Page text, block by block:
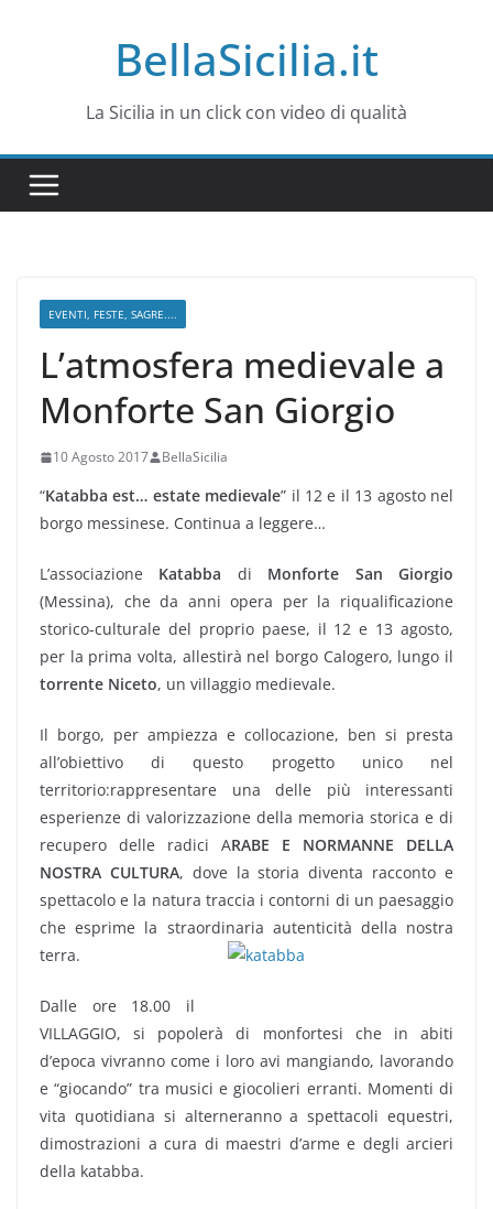
BellaSicilia.it
La Sicilia in un click con video di qualità
EVENTI, FESTE, SAGRE....
L’atmosfera medievale a
Monforte San Giorgio
10 Agosto 2017 BellaSicilia
“Katabba est… estate medievale” il 12 e il 13 agosto nel
borgo messinese. Continua a leggere…
L’associazione Katabba di Monforte San Giorgio
(Messina), che da anni opera per la riqualificazione
storico-culturale del proprio paese, il 12 e 13 agosto,
per la prima volta, allestirà nel borgo Calogero, lungo il
torrente Niceto, un villaggio medievale.
Il borgo, per ampiezza e collocazione, ben si presta
all’obiettivo di questo progetto unico nel
territorio:rappresentare una delle più interessanti
esperienze di valorizzazione della memoria storica e di
recupero delle radici ARABE E NORMANNE DELLA
NOSTRA CULTURA, dove la storia diventa racconto e
spettacolo e la natura traccia i contorni di un paesaggio
che esprime la straordinaria autenticità della nostra
terra.
Dalle ore 18.00 il
VILLAGGIO, si popolerà di monfortesi che in abiti
d’epoca vivranno come i loro avi mangiando, lavorando
e “giocando” tra musici e giocolieri erranti. Momenti di
vita quotidiana si alterneranno a spettacoli equestri,
dimostrazioni a cura di maestri d’arme e degli arcieri
della katabba.